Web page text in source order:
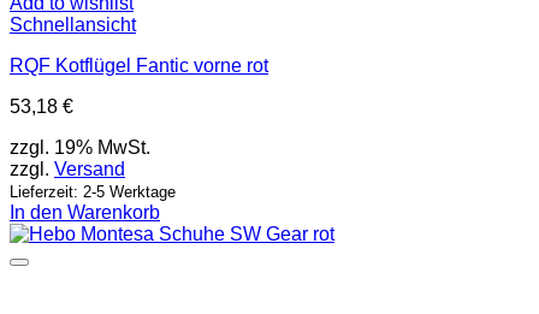
Schnellansicht
RQF Kotflügel Fantic vorne rot
53,18 €
zzgl. 19% MwSt.
zzgl. Versand
Lieferzeit: 2-5 Werktage
In den Warenkorb